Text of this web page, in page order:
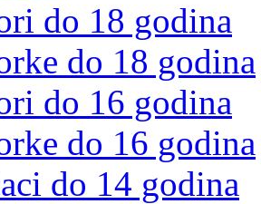
do 18 godina
do 18 godina
do 16 godina
do 16 godina
do 14 godina